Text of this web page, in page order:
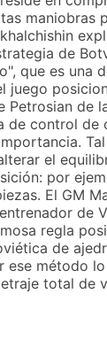
maniobras
de
que es una
juego
Petrosian de
de control de
el
por
El GM
de
regla
de
ese método
total de